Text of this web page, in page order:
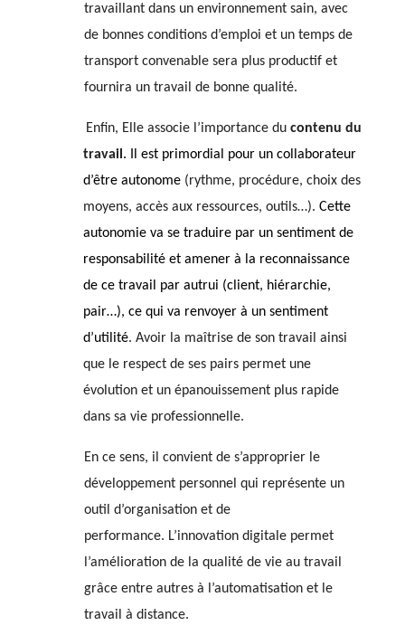
travaillant dans un environnement sain, avec
de bonnes conditions d’emploi et un temps de
transport convenable sera plus productif et
fournira un travail de bonne qualité.
Enfin, Elle associe l’importance ducontenu du
travail . Il est primordial pour un collaborateur
d’être autonome (rythme, procédure, choix des
moyens, accès aux ressources, outils…). Cette
autonomie va se traduire par un sentiment de
responsabilité et amener à la reconnaissance
de ce travail par autrui (client, hiérarchie,
pair…), ce qui va renvoyer à un sentiment
d’utilité. Avoir la maîtrise de son travail ainsi
que le respect de ses pairs permet une
évolution et un épanouissement plus rapide
dans sa vie professionnelle.
En ce sens, il convient de s’approprierle
développement personnel qui représente un
outil d’organisation et de
performance. L’innovation digitale permet
l’amélioration de la qualité de vie au travail
grâce entre autres à l’automatisation et le
travail à distance.